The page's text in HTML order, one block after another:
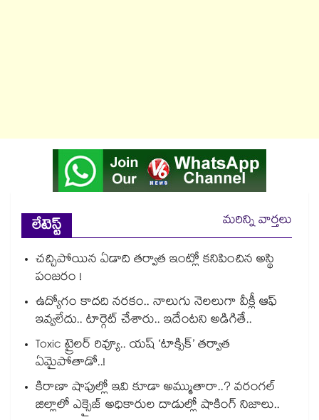
లేటెస్ట్
మరిన్ని వార్తలు
చచ్చిపోయిన ఏడాది తర్వాత ఇంట్లో కనిపించిన అస్థి
పంజరం !
ఉద్యోగం కాదది నరకం.. నాలుగు నెలలుగా వీక్లీ ఆఫ్
ఇవ్వలేదు.. టార్గెట్ చేశారు.. ఇదేంటని అడిగితే..
Toxic ట్రైలర్ రివ్యూ.. యష్ ‘టాక్సిక్’ తర్వాత
ఏమైపోతాడో..!
కిరాణా షాపుల్లో ఇవి కూడా అమ్ముతారా..? వరంగల్
జిల్లాలో ఎక్సైజ్ అధికారుల దాడుల్లో షాకింగ్ నిజాలు..